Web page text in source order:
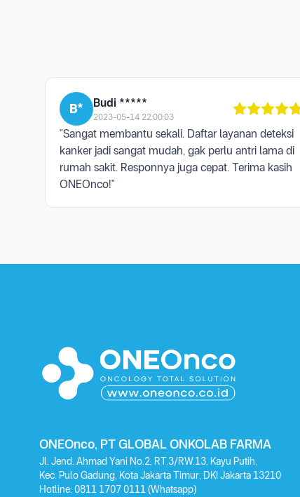
B* Budi *****
2023-05-14 22:00:03
"Sangat membantu sekali. Daftar layanan deteksi
kanker jadi sangat mudah, gak perlu antri lama di
rumah sakit. Responnya juga cepat. Terima kasih
ONEOnco!"
ONEOnco, PT GLOBAL ONKOLAB FARMA
Jl. Jend. Ahmad Yani No.2, RT.3/RW.13, Kayu Putih,
Kec. Pulo Gadung, Kota Jakarta Timur, DKI Jakarta 13210
Hotline: 0811 1707 0111(Whatsapp)